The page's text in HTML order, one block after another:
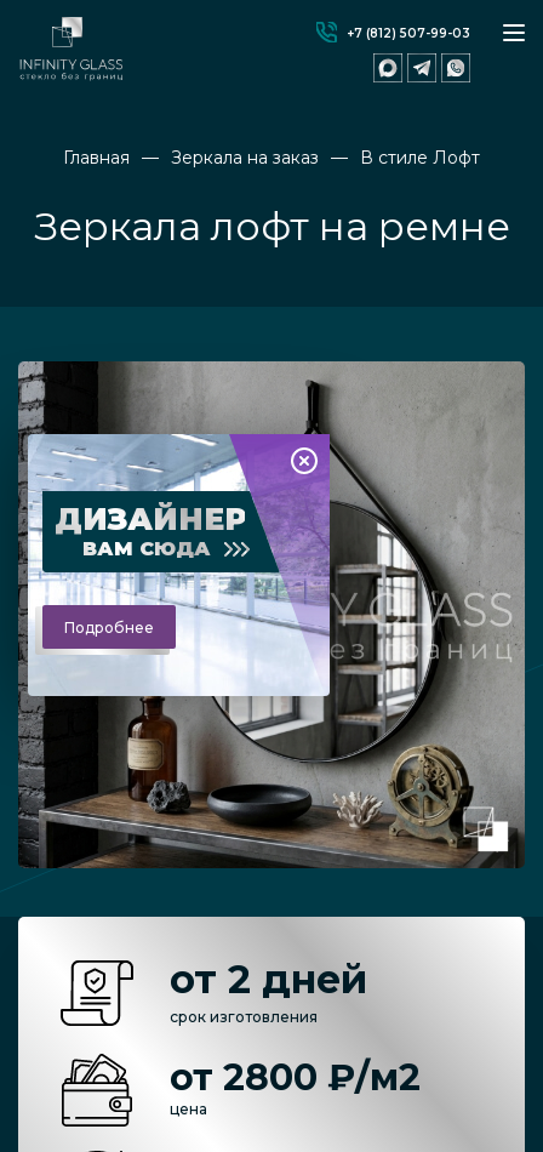
+7 (812) 507-99-03
Главная Зеркала на заказ В стиле Лофт
Зеркала лофт на ремне
ДИЗАЙНЕР
ВАМ СЮДА
Подробнее
от 2 дней
срок изготовления
от 2800 ₽/м2
цена